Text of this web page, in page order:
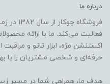
درباره ما
فعالیت می‌کند. ما با ارائه
اکستنشن مژه، ابزار تاتو و
حرفه‌ای و شخصی مشتریان را با
هدف ما، همراهی شما در مسیر